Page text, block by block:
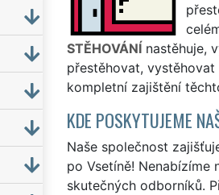
STĚHOVÁNÍnastěhuje,
přestěhovat,
kompletní zajištění
KDE POSKYTUJEME
Naše společnost
po Vsetíně! Nenabízíme
skutečných odborníků.